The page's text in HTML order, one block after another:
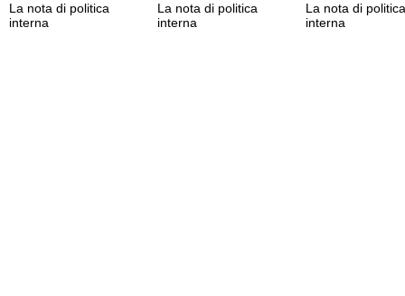
La nota di politica
interna
La nota di politica
interna
La nota di politica
interna